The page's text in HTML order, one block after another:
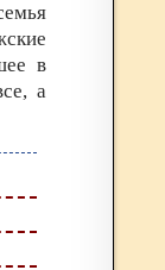
в
а